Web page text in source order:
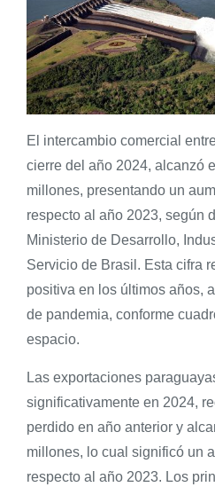
El intercambio comercial
cierre del año 2024, alcanzó
millones, presentando un
respecto al año 2023, según
Ministerio de Desarrollo,
Servicio de Brasil. Esta cifra
positiva en los últimos años,
de pandemia, conforme
espacio.
Las exportaciones
significativamente en 2024,
perdido en año anterior y
millones, lo cual significó un
respecto al año 2023. Los